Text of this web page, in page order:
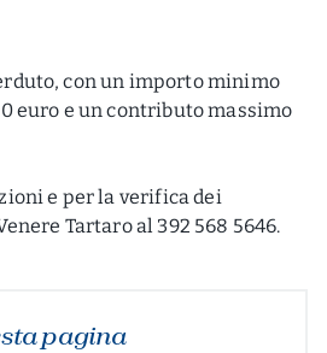
con un importo minimo
euro e un contributo massimo
e per la verifica dei
Tartaro al 392 568 5646.
pagina